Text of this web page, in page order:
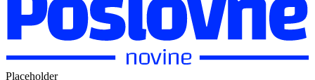
Placeholder